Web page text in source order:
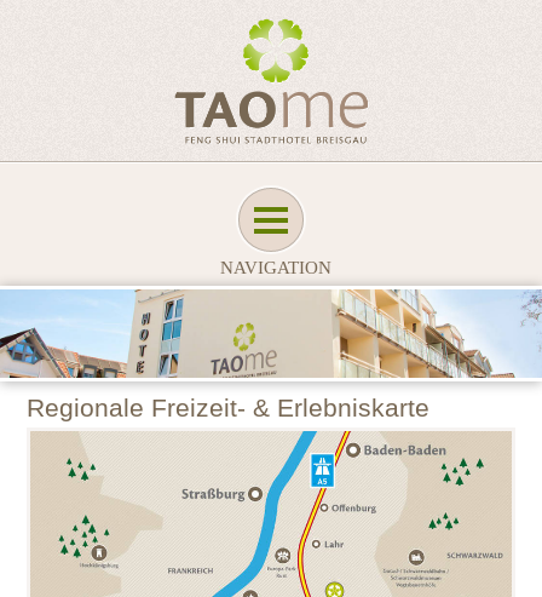
NAVIGATION
Regionale Freizeit- & Erlebniskarte